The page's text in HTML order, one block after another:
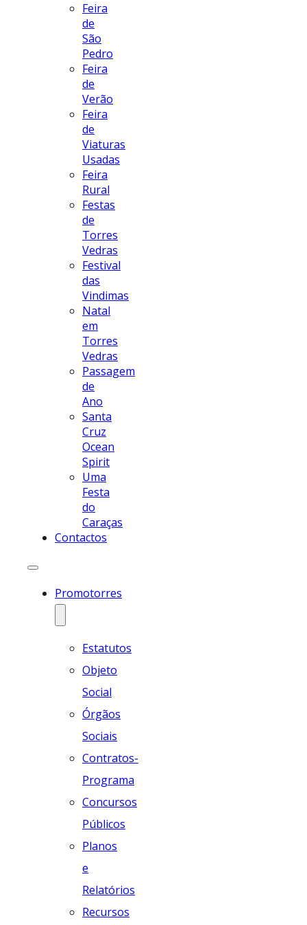
Feira
de
São
Pedro
Feira
de
Verão
Feira
de
Viaturas
Usadas
Feira
Rural
Festas
de
Torres
Vedras
Festival
das
Vindimas
Natal
em
Torres
Vedras
Passagem
de
Ano
Santa
Cruz
Ocean
Spirit
Uma
Festa
do
Caraças
Contactos
Promotorres
Estatutos
Objeto
Social
Órgãos
Sociais
Contratos-
Programa
Concursos
Públicos
Planos
e
Relatórios
Recursos